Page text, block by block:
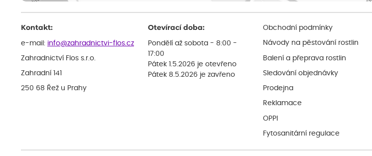
Kontakt:
e-mail: info@zahradnictvi-flos.cz
Zahradnictví Flos s.r.o.
Zahradní 141
250 68 Řež u Prahy
Otevírací doba:
Pondělí až sobota - 8:00 -
17:00
Pátek 1.5.2026 je otevřeno
Pátek 8.5.2026 je zavřeno
Obchodní podmínky
Návody na pěstování rostlin
Balení a přeprava rostlin
Sledování objednávky
Prodejna
Reklamace
OPPI
Fytosanitární regulace